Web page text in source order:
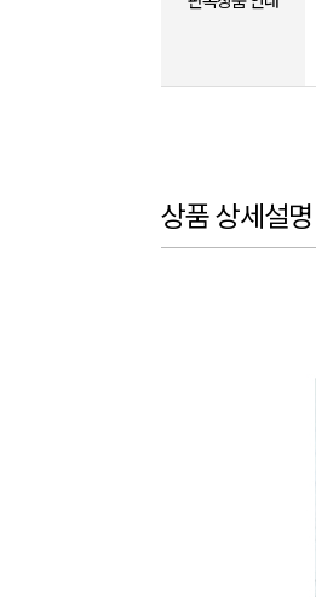
상품 상세설명